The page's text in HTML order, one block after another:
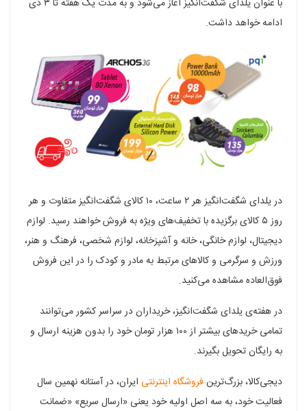
پلاس
ادامه خواهد داشت.
در یلدای شگفت‌انگیز هر ۲ ساعت، ۱۰ کالای شگفت‌انگیز متفاوت و هر
روز ۵ کالای برگزیده با تخفیف‌های ویژه به فروش خواهند رسید. لوازم
دیجیتال، لوازم خانگی، خانه و آشپزخانه، لوازم شخصی، فرهنگ و هنر،
ورزش و سرگرمی و کالاهای مرتبط به مادر و کودک را در این فروش
فوق‌العاده مشاهده می‌کنید.
در هفته‌ی یلدای شگفت‌انگیز، خریداران در سراسر کشور می‌توانند
تمامی خریدهای بیشتر از ۱۰۰ هزار تومان خود را بدون هزینه ارسال و
به رایگان تحویل بگیرند.
دیجی‌کالا، بزرگ‌ترین فروشگاه اینترنتی ایران، در آستانه نهمین سال
فعالیت خود، به سه اصل اولیه خود یعنی «ارسال سریع» «ضمانت